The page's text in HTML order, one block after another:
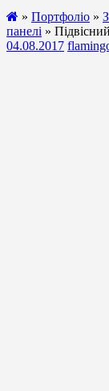
» Портфоліо »
панелі »
04.08.2017